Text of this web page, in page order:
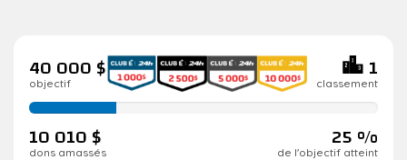
40 000 $
objectif 1
classement
25
de
réalisation
10 010 $
dons amassés 25 %
de l'objectif atteint